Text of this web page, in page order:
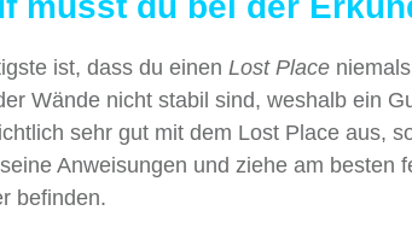
ist, dass du einen Lost Place
Wände nicht stabil sind, weshalb ein
sehr gut mit dem Lost Place aus,
Anweisungen und ziehe am besten
befinden.